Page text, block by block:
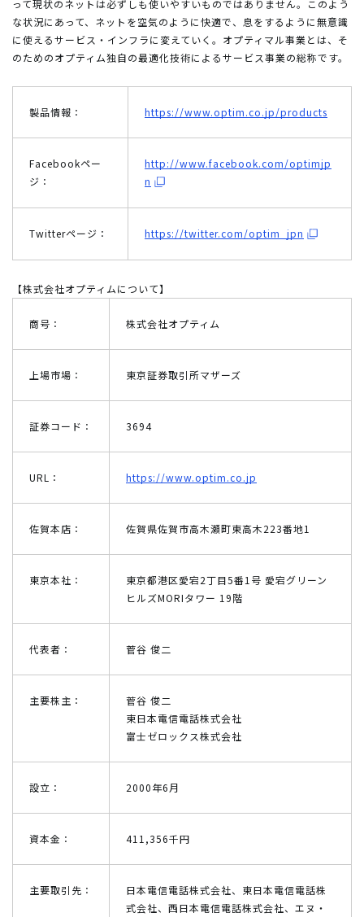
って現状のネットは必ずしも使いやすいものではありません。このよう
な状況にあって、ネットを空気のように快適で、息をするように無意識
に使えるサービス・インフラに変えていく。オプティマル事業とは、そ
のためのオプティム独自の最適化技術によるサービス事業の総称です。
製品情報： https://www.optim.co.jp/products
Facebookペー
ジ：
http://www.facebook.com/optimjp
n
Twitterページ： https://twitter.com/optim_jpn
【株式会社オプティムについて】
商号： 株式会社オプティム
上場市場： 東京証券取引所マザーズ
証券コード： 3694
URL： https://www.optim.co.jp
佐賀本店： 佐賀県佐賀市高木瀬町東高木223番地1
東京本社：
東京都港区愛宕2丁目5番1号 愛宕グリーン
ヒルズMORIタワー 19階
代表者： 菅谷 俊二
主要株主：
菅谷 俊二
東日本電信電話株式会社
富士ゼロックス株式会社
設立： 2000年6月
資本金： 411,356千円
主要取引先：
日本電信電話株式会社、東日本電信電話株
式会社、西日本電信電話株式会社、エヌ・